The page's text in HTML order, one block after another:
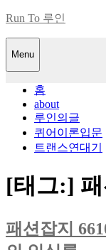
Skip
content
Run To 루인
Menu
홈
about
루인의글
퀴어이론입문
트랜스연대기
[태그:]
패션잡지